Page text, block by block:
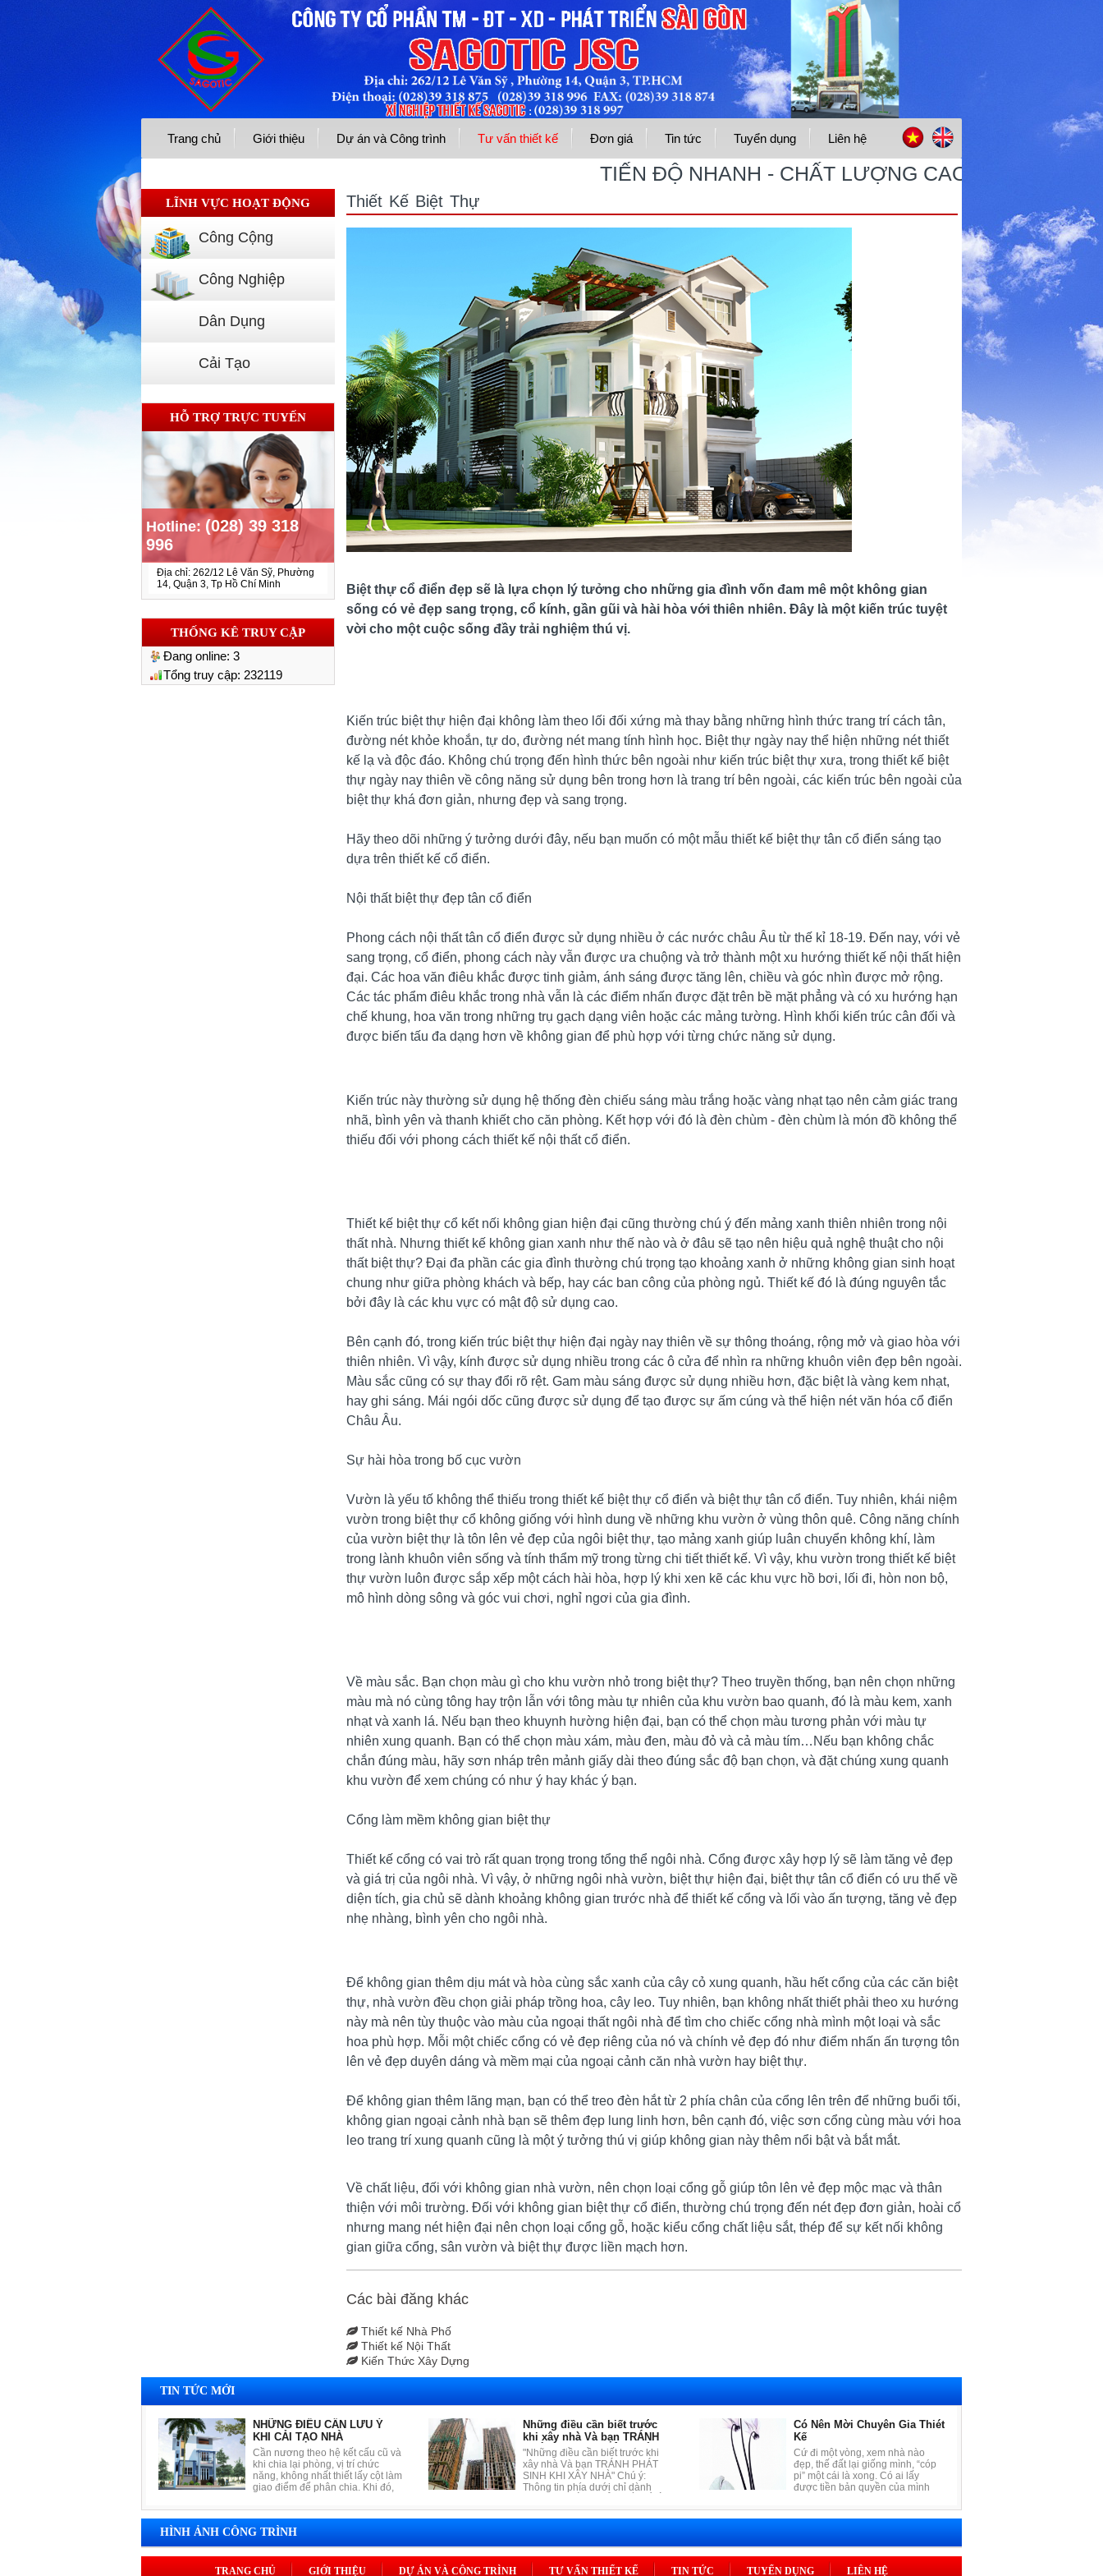
Trang chủ Giới thiệu Dự án và Công trình Tư vấn thiết kế Đơn giá Tin tức Tuyển dụng Liên hệ
TIẾN ĐỘ NHANH - CHẤT LƯỢNG CAO - GIÁ THÀNH HỢP
Thiết Kế Biệt Thự
Biệt thự cổ điển đẹp sẽ là lựa chọn lý tưởng cho những gia đình vốn đam mê một không gian
sống có vẻ đẹp sang trọng, cổ kính, gần gũi và hài hòa với thiên nhiên. Đây là một kiến trúc tuyệt
vời cho một cuộc sống đầy trải nghiệm thú vị.
Kiến trúc biệt thự hiện đại không làm theo lối đối xứng mà thay bằng những hình thức trang trí cách tân,
đường nét khỏe khoắn, tự do, đường nét mang tính hình học. Biệt thự ngày nay thể hiện những nét thiết
kế lạ và độc đáo. Không chú trọng đến hình thức bên ngoài như kiến trúc biệt thự xưa, trong thiết kế biệt
thự ngày nay thiên về công năng sử dụng bên trong hơn là trang trí bên ngoài, các kiến trúc bên ngoài của
biệt thự khá đơn giản, nhưng đẹp và sang trọng.
Hãy theo dõi những ý tưởng dưới đây, nếu bạn muốn có một mẫu thiết kế biệt thự tân cổ điển sáng tạo
dựa trên thiết kế cổ điển.
Nội thất biệt thự đẹp tân cổ điển
Phong cách nội thất tân cổ điển được sử dụng nhiều ở các nước châu Âu từ thế kỉ 18-19. Đến nay, với vẻ
sang trọng, cổ điển, phong cách này vẫn được ưa chuộng và trở thành một xu hướng thiết kế nội thất hiện
đại. Các hoa văn điêu khắc được tinh giảm, ánh sáng được tăng lên, chiều và góc nhìn được mở rộng.
Các tác phẩm điêu khắc trong nhà vẫn là các điểm nhấn được đặt trên bề mặt phẳng và có xu hướng hạn
chế khung, hoa văn trong những trụ gạch dạng viên hoặc các mảng tường. Hình khối kiến trúc cân đối và
được biến tấu đa dạng hơn về không gian để phù hợp với từng chức năng sử dụng.
Kiến trúc này thường sử dụng hệ thống đèn chiếu sáng màu trắng hoặc vàng nhạt tạo nên cảm giác trang
nhã, bình yên và thanh khiết cho căn phòng. Kết hợp với đó là đèn chùm - đèn chùm là món đồ không thể
thiếu đối với phong cách thiết kế nội thất cổ điển.
Thiết kế biệt thự cổ kết nối không gian hiện đại cũng thường chú ý đến mảng xanh thiên nhiên trong nội
thất nhà. Nhưng thiết kế không gian xanh như thế nào và ở đâu sẽ tạo nên hiệu quả nghệ thuật cho nội
thất biệt thự? Đại đa phần các gia đình thường chú trọng tạo khoảng xanh ở những không gian sinh hoạt
chung như giữa phòng khách và bếp, hay các ban công của phòng ngủ. Thiết kế đó là đúng nguyên tắc
bởi đây là các khu vực có mật độ sử dụng cao.
Bên cạnh đó, trong kiến trúc biệt thự hiện đại ngày nay thiên về sự thông thoáng, rộng mở và giao hòa với
thiên nhiên. Vì vậy, kính được sử dụng nhiều trong các ô cửa để nhìn ra những khuôn viên đẹp bên ngoài.
Màu sắc cũng có sự thay đổi rõ rệt. Gam màu sáng được sử dụng nhiều hơn, đặc biệt là vàng kem nhạt,
hay ghi sáng. Mái ngói dốc cũng được sử dụng để tạo được sự ấm cúng và thể hiện nét văn hóa cổ điển
Châu Âu.
Sự hài hòa trong bố cục vườn
Vườn là yếu tố không thể thiếu trong thiết kế biệt thự cổ điển và biệt thự tân cổ điển. Tuy nhiên, khái niệm
vườn trong biệt thự cổ không giống với hình dung về những khu vườn ở vùng thôn quê. Công năng chính
của vườn biệt thự là tôn lên vẻ đẹp của ngôi biệt thự, tạo mảng xanh giúp luân chuyển không khí, làm
trong lành khuôn viên sống và tính thẩm mỹ trong từng chi tiết thiết kế. Vì vậy, khu vườn trong thiết kế biệt
thự vườn luôn được sắp xếp một cách hài hòa, hợp lý khi xen kẽ các khu vực hồ bơi, lối đi, hòn non bộ,
mô hình dòng sông và góc vui chơi, nghỉ ngơi của gia đình.
Về màu sắc. Bạn chọn màu gì cho khu vườn nhỏ trong biệt thự? Theo truyền thống, bạn nên chọn những
màu mà nó cùng tông hay trộn lẫn với tông màu tự nhiên của khu vườn bao quanh, đó là màu kem, xanh
nhạt và xanh lá. Nếu bạn theo khuynh hường hiện đại, bạn có thể chọn màu tương phản với màu tự
nhiên xung quanh. Bạn có thể chọn màu xám, màu đen, màu đỏ và cả màu tím…Nếu bạn không chắc
chắn đúng màu, hãy sơn nháp trên mảnh giấy dài theo đúng sắc độ bạn chọn, và đặt chúng xung quanh
khu vườn để xem chúng có như ý hay khác ý bạn.
Cổng làm mềm không gian biệt thự
Thiết kế cổng có vai trò rất quan trọng trong tổng thể ngôi nhà. Cổng được xây hợp lý sẽ làm tăng vẻ đẹp
và giá trị của ngôi nhà. Vì vậy, ở những ngôi nhà vườn, biệt thự hiện đại, biệt thự tân cổ điển có ưu thế về
diện tích, gia chủ sẽ dành khoảng không gian trước nhà để thiết kế cổng và lối vào ấn tượng, tăng vẻ đẹp
nhẹ nhàng, bình yên cho ngôi nhà.
Để không gian thêm dịu mát và hòa cùng sắc xanh của cây cỏ xung quanh, hầu hết cổng của các căn biệt
thự, nhà vườn đều chọn giải pháp trồng hoa, cây leo. Tuy nhiên, bạn không nhất thiết phải theo xu hướng
này mà nên tùy thuộc vào màu của ngoại thất ngôi nhà để tìm cho chiếc cổng nhà mình một loại và sắc
hoa phù hợp. Mỗi một chiếc cổng có vẻ đẹp riêng của nó và chính vẻ đẹp đó như điểm nhấn ấn tượng tôn
lên vẻ đẹp duyên dáng và mềm mại của ngoại cảnh căn nhà vườn hay biệt thự.
Để không gian thêm lãng mạn, bạn có thể treo đèn hắt từ 2 phía chân của cổng lên trên để những buổi tối,
không gian ngoại cảnh nhà bạn sẽ thêm đẹp lung linh hơn, bên cạnh đó, việc sơn cổng cùng màu với hoa
leo trang trí xung quanh cũng là một ý tưởng thú vị giúp không gian này thêm nổi bật và bắt mắt.
Về chất liệu, đối với không gian nhà vườn, nên chọn loại cổng gỗ giúp tôn lên vẻ đẹp mộc mạc và thân
thiện với môi trường. Đối với không gian biệt thự cổ điển, thường chú trọng đến nét đẹp đơn giản, hoài cổ
nhưng mang nét hiện đại nên chọn loại cổng gỗ, hoặc kiểu cổng chất liệu sắt, thép để sự kết nối không
gian giữa cổng, sân vườn và biệt thự được liền mạch hơn.
Các bài đăng khác
Thiết kế Nhà Phố
Thiết kế Nội Thất
Kiến Thức Xây Dựng
LĨNH VỰC HOẠT ĐỘNG
Công Cộng
Công Nghiệp
Dân Dụng
Cải Tạo
HỖ TRỢ TRỰC TUYẾN
Hotline: (028) 39 318
996
Địa chỉ: 262/12 Lê Văn Sỹ, Phường
14, Quận 3, Tp Hồ Chí Minh
THỐNG KÊ TRUY CẬP
Đang online: 3
Tổng truy cập: 232119
TIN TỨC MỚI
NHỮNG ĐIỀU CẦN LƯU Ý
KHI CẢI TẠO NHÀ
Cần nương theo hệ kết cấu cũ và
khi chia lại phòng, vị trí chức
năng, không nhất thiết lấy cột làm
giao điểm để phân chia. Khi đó,
phòng và giải pháp là có thể xây
áp thêm, tạo mảng tường dày để
không thấy cột nhô ra. Hoặc làm
những kệ trang trí lồng, chèn vào
vị trí "cột vướng", tạo cảm giác
không gian bình phẳng và tận
Những điều cần biết trước
khi xây nhà Và bạn TRÁNH
PHÁT SINH KHI XÂY NHÀ
"Những điều cần biết trước khi
xây nhà Và bạn TRÁNH PHÁT
SINH KHI XÂY NHÀ" Chú ý:
Thông tin phía dưới chỉ dành
ĐỊNH XÂY NHÀ TRONG NĂM
2015 HOẶC NĂM 2016 MUỐN
MỘT CÁCH HIỆU QUẢ VÀ KHOA
HỌC
Có Nên Mời Chuyên Gia Thiét
Kế
Cứ đi một vòng, xem nhà nào
đẹp, thế đất lại giống mình, “cóp
pi” một cái là xong. Có ai lấy
được tiền bản quyền của mình
tập giấy “vạch ngang, vẽ dọc”?
Cẩn thận hơn, người ta tìm cách
đã xây hoặc tìm hiểu ai là chủ
thầu công trình, mời về làm cho
mình. Chủ thầu sẽ vui vẻ nhận
HÌNH ẢNH CÔNG TRÌNH
TRANG CHỦ GIỚI THIỆU DỰ ÁN VÀ CÔNG TRÌNH TƯ VẤN THIẾT KẾ TIN TỨC TUYỂN DỤNG LIÊN HỆ